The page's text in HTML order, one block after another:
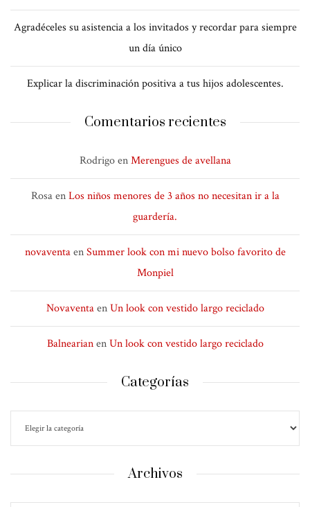
Agradéceles su asistencia a los invitados y recordar para siempre
un día único
Explicar la discriminación positiva a tus hijos adolescentes.
Comentarios recientes
RodrigoenMerengues de avellana
RosaenLos niños menores de 3 años no necesitan ir a la
guardería.
novaventaenSummer look con mi nuevo bolso favorito de
Monpiel
NovaventaenUn look con vestido largo reciclado
BalnearianenUn look con vestido largo reciclado
Categorías
Archivos